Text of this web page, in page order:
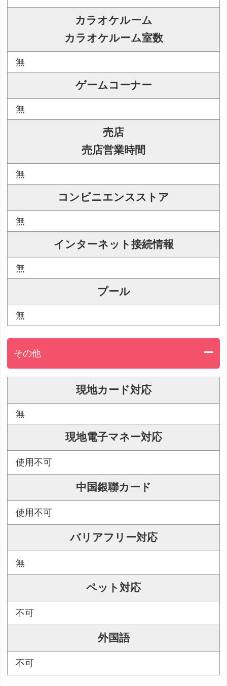
カラオケルーム
カラオケルーム室数
無
ゲームコーナー
無
売店
売店営業時間
無
コンビニエンスストア
無
インターネット接続情報
無
プール
無
その他
現地カード対応
無
現地電子マネー対応
使用不可
中国銀聯カード
使用不可
バリアフリー対応
無
ペット対応
不可
外国語
不可